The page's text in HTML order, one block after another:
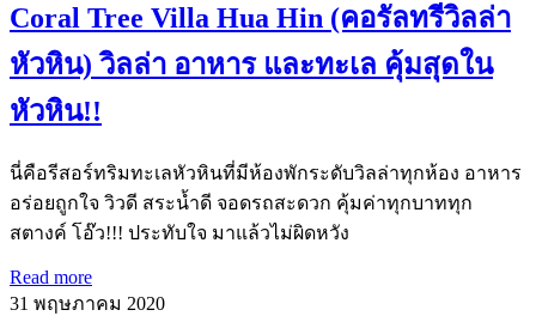
Coral Tree Villa Hua Hin (คอรัลทรีวิลล่า
หัวหิน) วิลล่า อาหาร และทะเล คุ้มสุดใน
หัวหิน!!
นี่คือรีสอร์ทริมทะเลหัวหินที่มีห้องพักระดับวิลล่าทุกห้อง อาหาร
อร่อยถูกใจ วิวดี สระน้ำดี จอดรถสะดวก คุ้มค่าทุกบาททุก
สตางค์ โอ๊ว!!! ประทับใจ มาแล้วไม่ผิดหวัง
Read more
31 พฤษภาคม 2020